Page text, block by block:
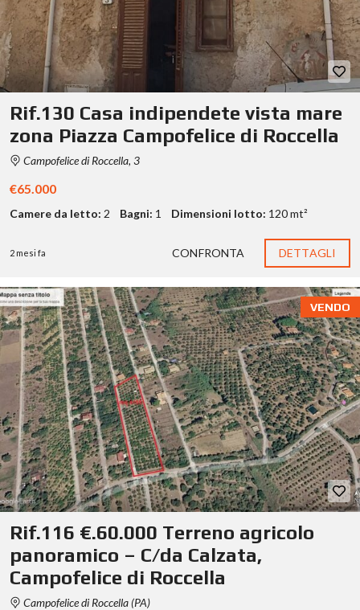
Rif.130 Casa indipendete vista mare
zona Piazza Campofelice di Roccella
Campofelice di Roccella, 3
€65.000
Camere da letto: 2 Bagni: 1 Dimensioni lotto: 120 mt²
2 mesi fa CONFRONTA DETTAGLI
VENDO
Rif.116 €.60.000 Terreno agricolo
panoramico – C/da Calzata,
Campofelice di Roccella
Campofelice di Roccella (PA)